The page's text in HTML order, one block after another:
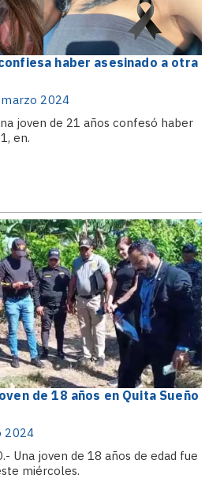
haber asesinado a otra
2024
joven de 21 años confesó haber
en.
de 18 años en Quita Sueño
2024
Una joven de 18 años de edad fue
miércoles.